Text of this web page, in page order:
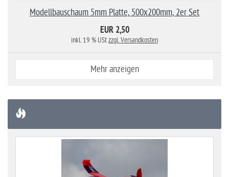
Modellbauschaum 5mm Platte, 500x200mm, 2er Set
EUR 2,50
inkl. 19 % UStzzgl. Versandkosten
Mehr anzeigen